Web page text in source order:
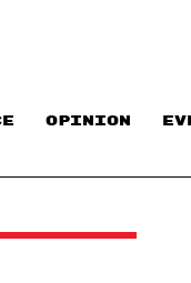
OPINION